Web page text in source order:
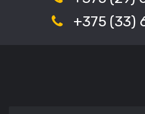
+375 (33)